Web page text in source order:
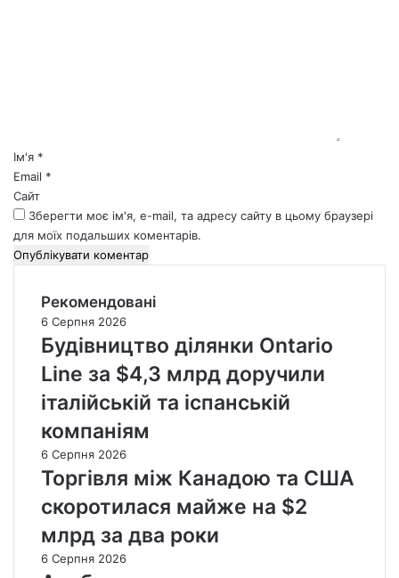
*Ім'я *
Email *
Сайт
Зберегти моє ім'я, e-mail, та адресу сайту в цьому браузері
для моїх подальших коментарів.
Рекомендовані
6 Серпня 2026
Будівництво ділянки Ontario
Line за $4,3 млрд доручили
італійській та іспанській
компаніям
6 Серпня 2026
Торгівля між Канадою та США
скоротилася майже на $2
млрд за два роки
6 Серпня 2026